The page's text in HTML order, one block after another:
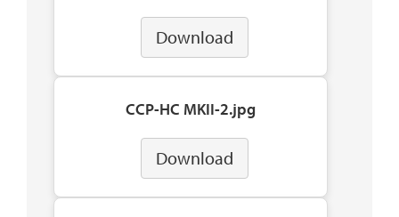
Download
CCP-HC MKII-2.jpg
Download